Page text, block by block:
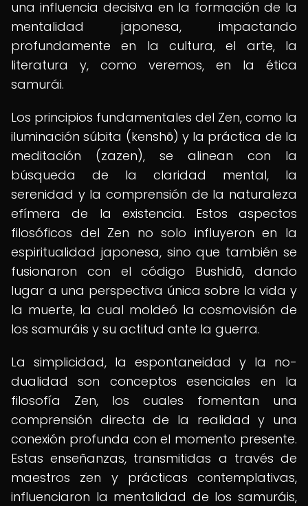
una influencia decisiva en la formación de la
mentalidad japonesa, impactando
profundamente en la cultura, el arte, la
literatura y, como veremos, en la ética
samurái.
Los principios fundamentales del Zen, como la
iluminación súbita (kenshō) y la práctica de la
meditación (zazen), se alinean con la
búsqueda de la claridad mental, la
serenidad y la comprensión de la naturaleza
efímera de la existencia. Estos aspectos
filosóficos del Zen no solo influyeron en la
espiritualidad japonesa, sino que también se
fusionaron con el código Bushidō, dando
lugar a una perspectiva única sobre la vida y
la muerte, la cual moldeó la cosmovisión de
los samuráis y su actitud ante la guerra.
La simplicidad, la espontaneidad y la no-
dualidad son conceptos esenciales en la
filosofía Zen, los cuales fomentan una
comprensión directa de la realidad y una
conexión profunda con el momento presente.
Estas enseñanzas, transmitidas a través de
maestros zen y prácticas contemplativas,
influenciaron la mentalidad de los samuráis,